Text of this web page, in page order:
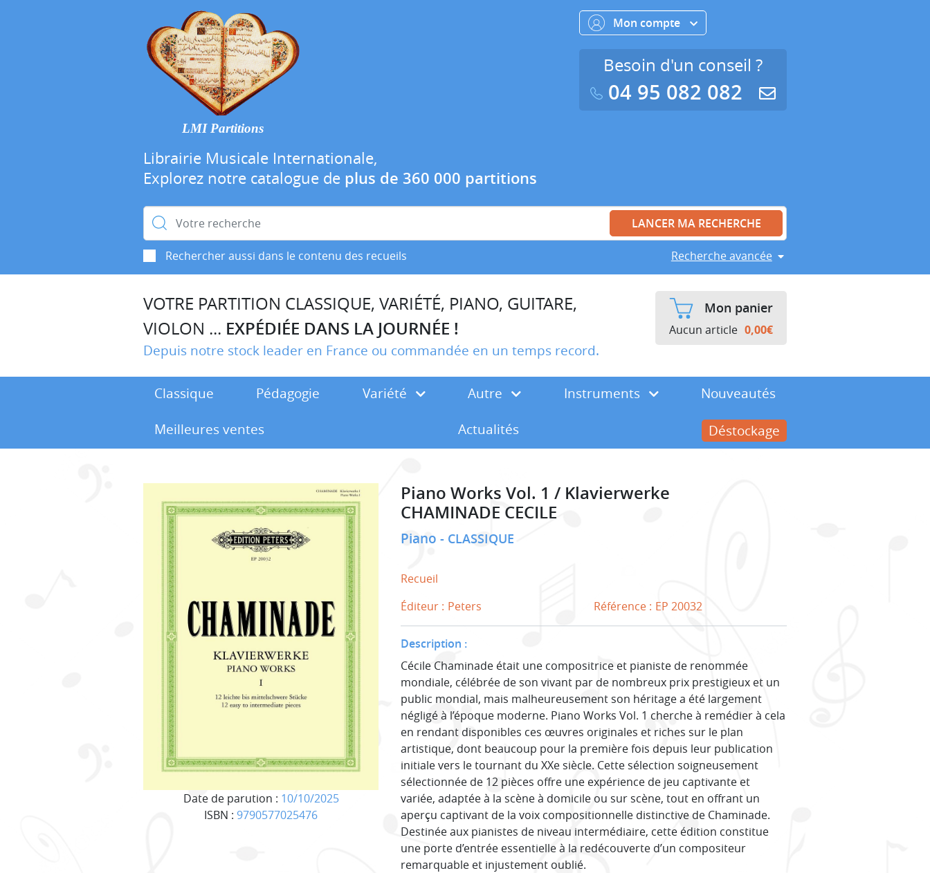
LMI Partitions
Librairie Musicale Internationale,
Explorez notre catalogue de plus de 360 000 partitions
Rechercher :
Rechercher aussi dans le contenu des recueils Recherche avancée
Mon compte
Besoin d'un conseil ?
04 95 082 082
VOTRE PARTITION CLASSIQUE, VARIÉTÉ, PIANO, GUITARE,
VIOLON ... EXPÉDIÉE DANS LA JOURNÉE !
Depuis notre stock leader en France ou commandée en un temps record.
Mon panier
Aucun article 0,00€
Classique Pédagogie Variété Autre Instruments
Nouveautés
Meilleures ventes
Actualités Déstockage
Date de parution : 10/10/2025
ISBN : 9790577025476
Piano Works Vol. 1 / Klavierwerke
CHAMINADE CECILE
Piano CLASSIQUE
Recueil
Éditeur : Peters Référence : EP 20032
Description :
Cécile Chaminade était une compositrice et pianiste de renommée
mondiale, célébrée de son vivant par de nombreux prix prestigieux et un
public mondial, mais malheureusement son héritage a été largement
négligé à l’époque moderne. Piano Works Vol. 1 cherche à remédier à cela
en rendant disponibles ces œuvres originales et riches sur le plan
artistique, dont beaucoup pour la première fois depuis leur publication
initiale vers le tournant du XXe siècle. Cette sélection soigneusement
sélectionnée de 12 pièces offre une expérience de jeu captivante et
variée, adaptée à la scène à domicile ou sur scène, tout en offrant un
aperçu captivant de la voix compositionnelle distinctive de Chaminade.
Destinée aux pianistes de niveau intermédiaire, cette édition constitue
une porte d’entrée essentielle à la redécouverte d’un compositeur
remarquable et injustement oublié.